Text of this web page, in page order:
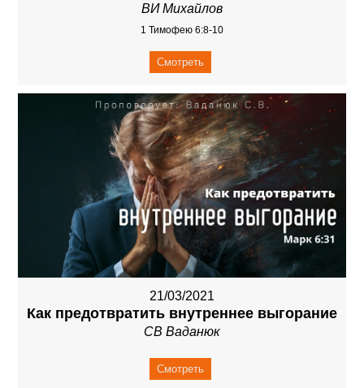
ВИ Михайлов
1 Тимофею 6:8-10
Смотреть
21/03/2021
Как предотвратить внутреннее выгорание
СВ Ваданюк
Смотреть